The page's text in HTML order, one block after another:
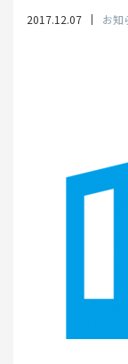
2017.12.07 お知